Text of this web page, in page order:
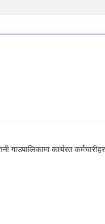
गाउपालिकामा कार्यरत